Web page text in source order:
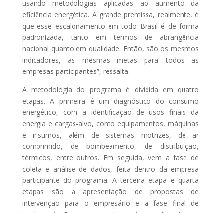
usando metodologias aplicadas ao aumento da
eficiência energética. A grande premissa, realmente, é
que esse escalonamento em todo Brasil é de forma
padronizada, tanto em termos de abrangência
nacional quanto em qualidade. Então, são os mesmos
indicadores, as mesmas metas para todos as
empresas participantes”, ressalta.
A metodologia do programa é dividida em quatro
etapas. A primeira é um diagnóstico do consumo
energético, com a identificação de usos finais da
energia e cargas-alvo, como equipamentos, máquinas
e insumos, além de sistemas motrizes, de ar
comprimido, de bombeamento, de distribuição,
térmicos, entre outros. Em seguida, vem a fase de
coleta e análise de dados, feita dentro da empresa
participante do programa. A terceira etapa e quarta
etapas são a apresentação de propostas de
intervenção para o empresário e a fase final de